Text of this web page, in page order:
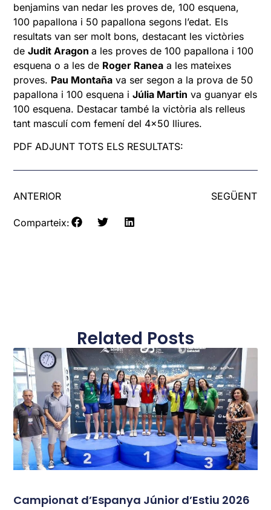
benjamins van nedar les proves de, 100 esquena,
100 papallona i 50 papallona segons l’edat. Els
resultats van ser molt bons, destacant les victòries
deJudit Aragona les proves de 100 papallona i 100
esquena o a les de Roger Ranea a les mateixes
proves. Pau Montaña va ser segon a la prova de 50
papallona i 100 esquena iJúlia Martin va guanyar els
100 esquena. Destacar també la victòria als relleus
tant masculí com femení del 4×50 lliures.
PDF ADJUNT TOTS ELS RESULTATS:
ANTERIOR SEGÜENT
Comparteix:
Related Posts
Campionat d’Espanya Júnior d’Estiu 2026